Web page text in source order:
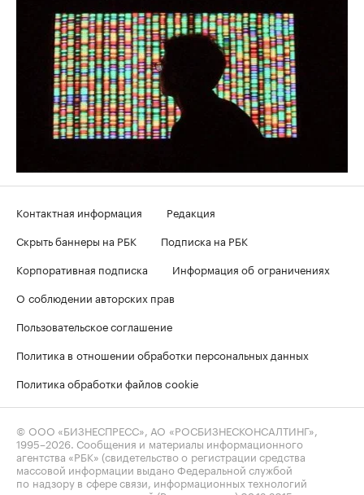
Контактная информация
Редакция
Скрыть баннеры на РБК
Подписка на РБК
Корпоративная подписка
Информация об ограничениях
О соблюдении авторских прав
Пользовательское соглашение
Политика в отношении обработки персональных данных
Политика обработки файлов cookie
© ООО «БИЗНЕСПРЕСС», АО «РОСБИЗНЕСКОНСАЛТИНГ»,
1995–2026. Сообщения и материалы информационного
агентства «РБК» (свидетельство о регистрации средства
массовой информации выдано Федеральной службой
по надзору в сфере связи, информационных технологий